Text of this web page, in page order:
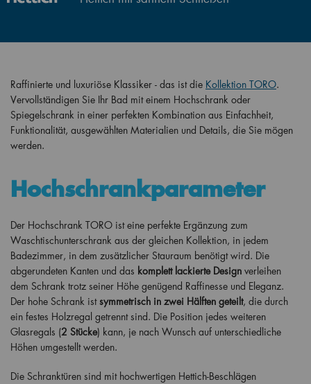
Raffinierte und luxuriöse Klassiker - das ist die Kollektion TORO.
Vervollständigen Sie Ihr Bad mit einem Hochschrank oder
Spiegelschrank in einer perfekten Kombination aus Einfachheit,
Funktionalität, ausgewählten Materialien und Details, die Sie mögen
werden.
Hochschrankparameter
Der Hochschrank TORO ist eine perfekte Ergänzung zum
Waschtischunterschrank aus der gleichen Kollektion, in jedem
Badezimmer, in dem zusätzlicher Stauraum benötigt wird. Die
abgerundeten Kanten und das komplett lackierte Design verleihen
dem Schrank trotz seiner Höhe genügend Raffinesse und Eleganz.
Der hohe Schrank istsymmetrisch in zwei Hälften geteilt, die durch
ein festes Holzregal getrennt sind. Die Position jedes weiteren
Glasregals (2 Stücke) kann, je nach Wunsch auf unterschiedliche
Höhen umgestellt werden.
Die Schranktüren sind mit hochwertigen Hettich-Beschlägen